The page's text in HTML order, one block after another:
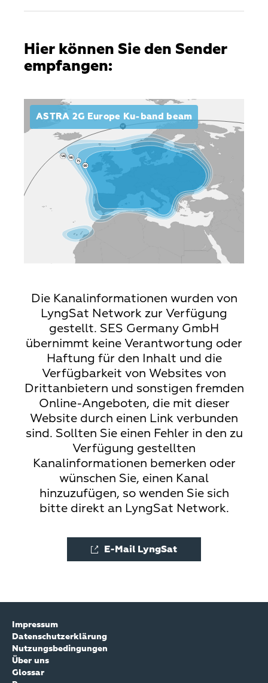
Hier können Sie den Sender
empfangen:
ASTRA 2G Europe Ku-band beam
Die Kanalinformationen wurden von
LyngSat Network zur Verfügung
gestellt. SES Germany GmbH
übernimmt keine Verantwortung oder
Haftung für den Inhalt und die
Verfügbarkeit von Websites von
Drittanbietern und sonstigen fremden
Online-Angeboten, die mit dieser
Website durch einen Link verbunden
sind. Sollten Sie einen Fehler in den zu
Verfügung gestellten
Kanalinformationen bemerken oder
wünschen Sie, einen Kanal
hinzuzufügen, so wenden Sie sich
bitte direkt an LyngSat Network.
E-Mail LyngSat
Impressum
Datenschutzerklärung
Nutzungsbedingungen
Über uns
Glossar